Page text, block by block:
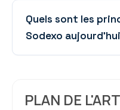
Quels sont les
Sodexo
PLAN DE